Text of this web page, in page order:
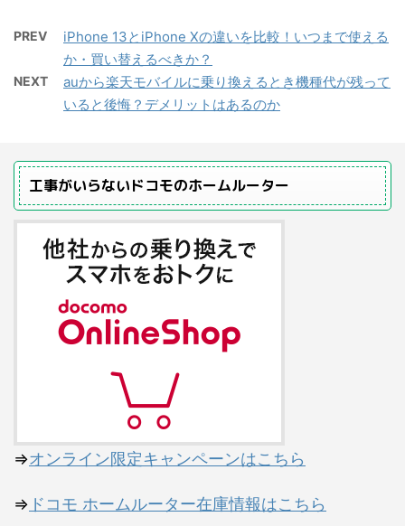
PREV
iPhone 13とiPhone Xの違いを比較！いつまで使える
か・買い替えるべきか？
NEXT
auから楽天モバイルに乗り換えるとき機種代が残って
いると後悔？デメリットはあるのか
工事がいらないドコモのホームルーター
⇒オンライン限定キャンペーンはこちら
⇒ ドコモ ホームルーター在庫情報はこちら